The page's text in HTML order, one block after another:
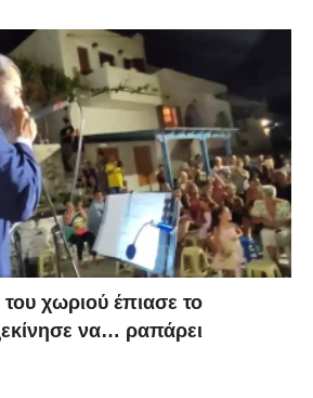
χωριού έπιασε το
να… ραπάρει